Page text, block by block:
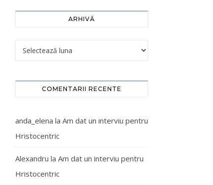
ARHIVĂ
COMENTARII RECENTE
anda_elena la Am dat un interviu pentru
Hristocentric
Alexandru la Am dat un interviu pentru
Hristocentric